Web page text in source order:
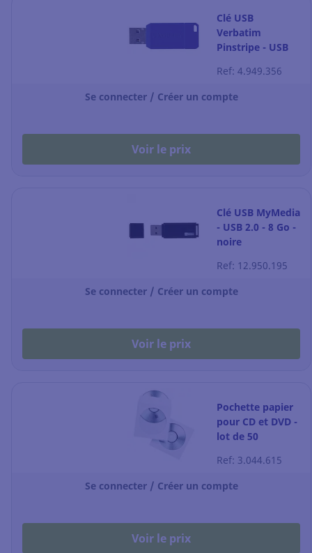
Clé USB
Verbatim
Pinstripe - USB
bleue
Ref: 4.949.356
Se connecter / Créer un compte
Voir le prix
Clé USB MyMedia
- USB 2.0 - 8 Go -
noire
Ref: 12.950.195
Se connecter / Créer un compte
Voir le prix
Pochette papier
pour CD et DVD -
lot de 50
Ref: 3.044.615
Se connecter / Créer un compte
Voir le prix